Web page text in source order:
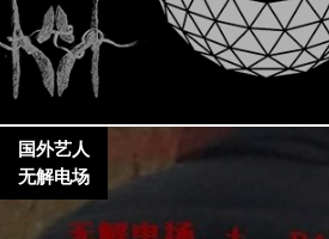
国外艺人
无解电场